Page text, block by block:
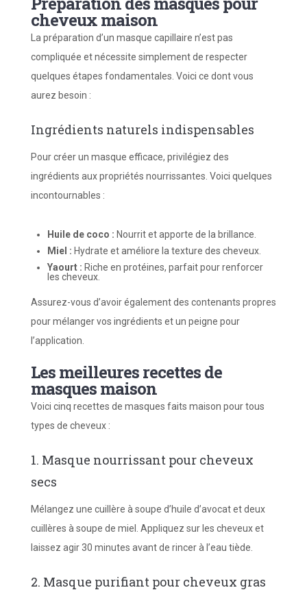
cheveux maison
La préparation d’un masque capillaire n’est pas
compliquée et nécessite simplement de respecter
quelques étapes fondamentales. Voici ce dont vous
aurez besoin :
Ingrédients naturels indispensables
Pour créer un masque efficace, privilégiez des
ingrédients aux propriétés nourrissantes. Voici quelques
incontournables :
Huile de coco : Nourrit et apporte de la brillance.
Miel : Hydrate et améliore la texture des cheveux.
Yaourt : Riche en protéines, parfait pour renforcer
les cheveux.
Assurez-vous d’avoir également des contenants propres
pour mélanger vos ingrédients et un peigne pour
l’application.
Les meilleures recettes de
masques maison
Voici cinq recettes de masques faits maison pour tous
types de cheveux :
1. Masque nourrissant pour cheveux
secs
Mélangez une cuillère à soupe d’huile d’avocat et deux
cuillères à soupe de miel. Appliquez sur les cheveux et
laissez agir 30 minutes avant de rincer à l’eau tiède.
2. Masque purifiant pour cheveux gras